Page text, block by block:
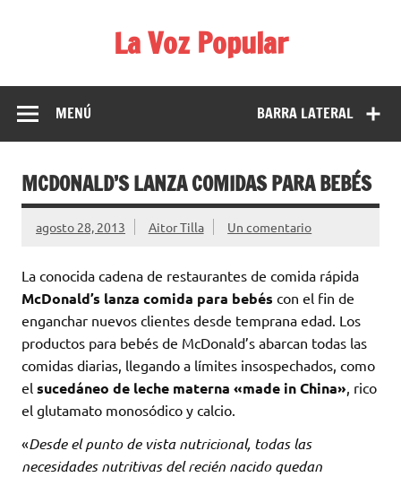
La Voz Popular
para reírse de las verdaderas.
BARRA LATERAL
MENÚ
MCDONALD’S LANZA COMIDAS PARA BEBÉS
agosto 28, 2013 Aitor Tilla Un comentario
La conocida cadena de restaurantes de comida rápida
McDonald’s lanza comida para bebés con el fin de
enganchar nuevos clientes desde temprana edad. Los
productos para bebés de McDonald’s abarcan todas las
comidas diarias, llegando a límites insospechados, como
el sucedáneo de leche materna «made in China», rico
el glutamato monosódico y calcio.
«Desde el punto de vista nutricional, todas las
necesidades nutritivas del recién nacido quedan